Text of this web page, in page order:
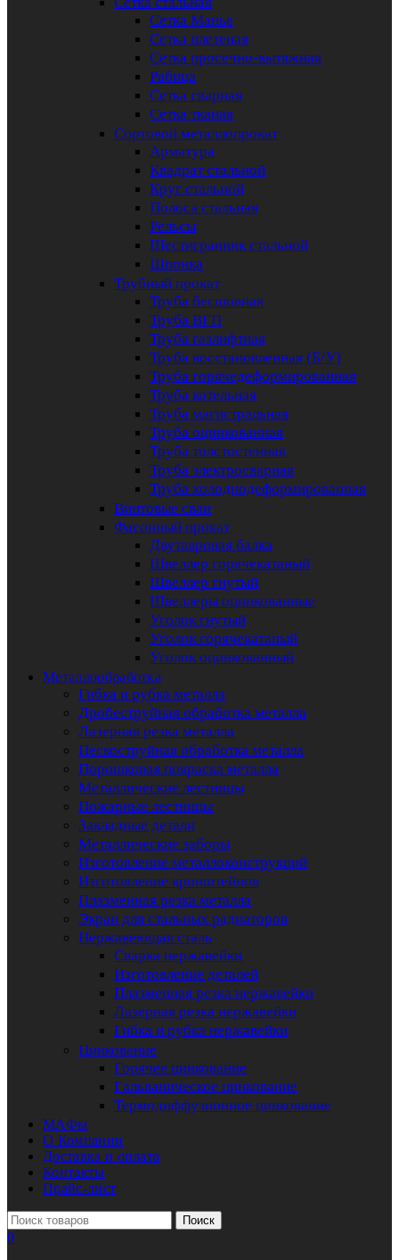
Сетка Манье
Сетка плетеная
Сетка просечно-вытяжная
Рабица
Сетка сварная
Сетка тканая
Сортовой металлопрокат
Арматура
Квадрат стальной
Круг стальной
Полоса стальная
Рельсы
Шестигранник стальной
Шпонка
Трубный прокат
Труба бесшовная
Труба ВГП
Труба газлифтная
Труба восстановленная (Б/У)
Труба горячедеформированная
Труба котельная
Труба магистральная
Труба оцинкованная
Труба толстостенная
Труба электросварная
Труба холоднодеформированная
Винтовые сваи
Фасонный прокат
Двутавровая балка
Швеллер горячекатаный
Швеллер гнутый
Швеллеры оцинкованные
Уголок гнутый
Уголок горячекатаный
Уголок оцинкованный
Металлообработка
Гибка и рубка металла
Дробеструйная обработка металла
Лазерная резка металла
Пескоструйная обработка металла
Порошковая покраска металла
Металлические лестницы
Пожарные лестницы
Закладные детали
Металлические заборы
Изготовление металлоконструкций
Изготовление кронштейнов
Плазменная резка металла
Экран для стальных радиаторов
Нержавеющая сталь
Сварка нержавейки
Изготовление деталей
Плазменная резка нержавейки
Лазерная резка нержавейки
Гибка и рубка нержавейки
Цинкование
Горячее цинкование
Гальваническое цинкование
Термодиффузионное цинкование
МАФы
О Компании
Доставка и оплата
Контакты
Прайс-лист
Поиск
0